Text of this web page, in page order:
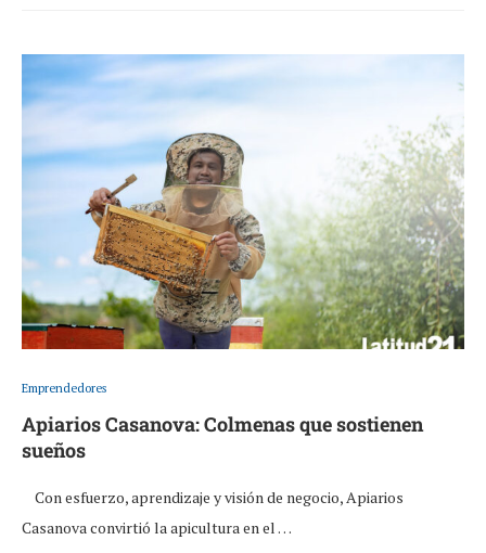
Emprendedores
Apiarios Casanova: Colmenas que sostienen
sueños
Con esfuerzo, aprendizaje y visión de negocio, Apiarios
Casanova convirtió la apicultura en el …